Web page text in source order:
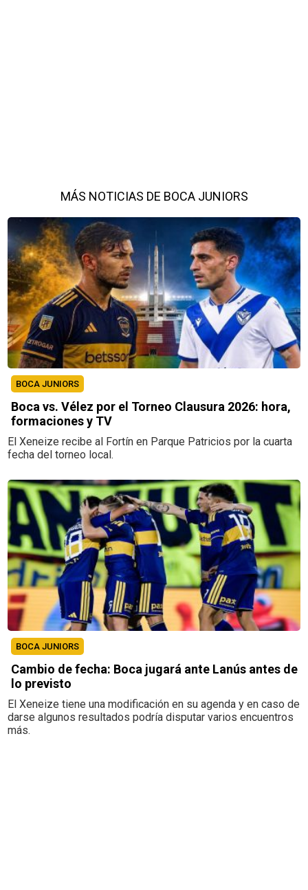
MÁS NOTICIAS DE BOCA JUNIORS
BOCA JUNIORS
Boca vs. Vélez por el Torneo Clausura 2026: hora,
formaciones y TV
El Xeneize recibe al Fortín en Parque Patricios por la cuarta
fecha del torneo local.
BOCA JUNIORS
Cambio de fecha: Boca jugará ante Lanús antes de
lo previsto
El Xeneize tiene una modificación en su agenda y en caso de
darse algunos resultados podría disputar varios encuentros
más.